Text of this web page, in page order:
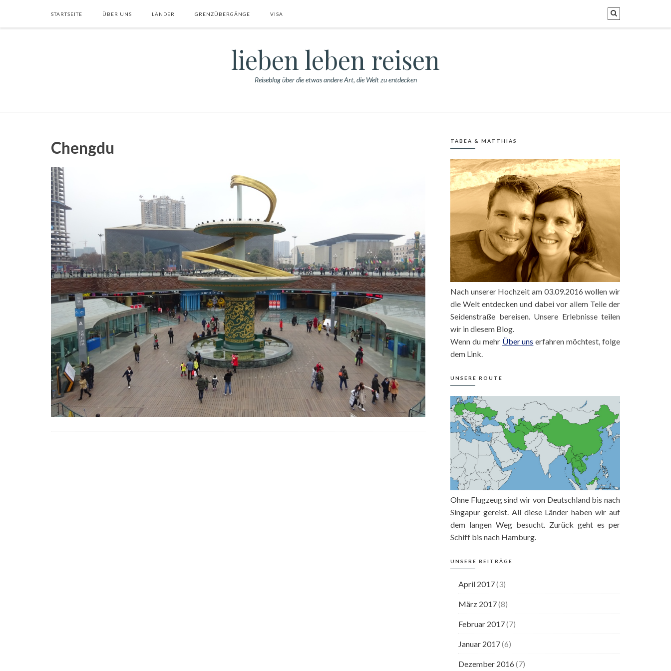
STARTSEITE ÜBER UNS LÄNDER GRENZÜBERGÄNGE VISA
lieben leben reisen
Reiseblog über die etwas andere Art, die Welt zu entdecken
Chengdu TABEA & MATTHIAS
Nach unserer Hochzeit am 03.09.2016 wollen wir
die Welt entdecken und dabei vor allem Teile der
Seidenstraße bereisen. Unsere Erlebnisse teilen
wir in diesem Blog.
Wenn du mehr Über uns erfahren möchtest, folge
dem Link.
UNSERE ROUTE
Ohne Flugzeug sind wir von Deutschland bis nach
Singapur gereist. All diese Länder haben wir auf
dem langen Weg besucht. Zurück geht es per
Schiff bis nach Hamburg.
UNSERE BEITRÄGE
April 2017(3)
März 2017(8)
Februar 2017(7)
Januar 2017(6)
Dezember 2016 (7)